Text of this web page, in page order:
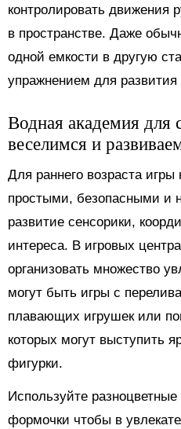
контролировать движения
в пространстве. Даже
одной емкости в другую
упражнением для развития
Водная академия для
веселимся и
Для раннего возраста
простыми, безопасными и
развитие сенсорики,
интереса. В игровых
организовать множество
могут быть игры с
плавающих игрушек или
которых могут выступить
фигурки.
Используйте
формочки чтобы в